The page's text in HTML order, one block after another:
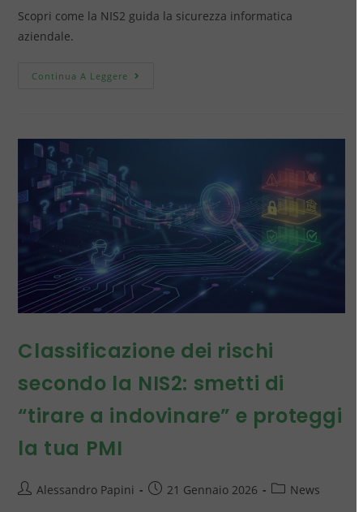
Scopri come la NIS2 guida la sicurezza informatica
aziendale.
Continua A Leggere
Classificazione dei rischi
secondo la NIS2: smetti di
“tirare a indovinare” e proteggi
la tua PMI
Alessandro Papini 21 Gennaio 2026 News